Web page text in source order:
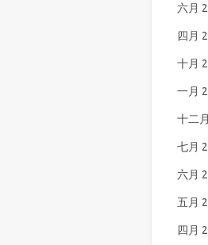
六月
四月
十月
一月
十二
七月
六月
五月
四月